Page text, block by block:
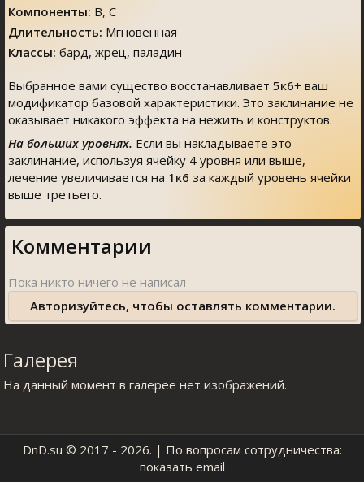
Компоненты: В, С
Длительность: Мгновенная
Классы: бард, жрец, паладин
Выбранное вами существо восстанавливает 5к6+ ваш
модификатор базовой характеристики. Это заклинание не
оказывает никакого эффекта на нежить и конструктов.
На больших уровнях. Если вы накладываете это
заклинание, используя ячейку 4 уровня или выше,
лечение увеличивается на 1к6 за каждый уровень ячейки
выше третьего.
Комментарии
Авторизуйтесь, чтобы оставлять комментарии.
Галерея
На данный момент в галерее нет изображений.
DnD.su © 2017 - 2026. | По вопросам сотрудничества:
показать email